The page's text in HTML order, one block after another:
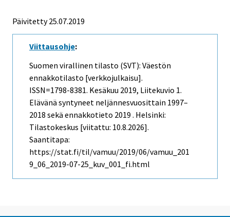
Päivitetty 25.07.2019
Viittausohje:
Suomen virallinen tilasto (SVT): Väestön
ennakkotilasto [verkkojulkaisu].
ISSN=1798-8381. Kesäkuu 2019, Liitekuvio 1.
Elävänä syntyneet neljännesvuosittain 1997–
2018 sekä ennakkotieto 2019 . Helsinki:
Tilastokeskus [viitattu: 10.8.2026].
Saantitapa:
https://stat.fi/til/vamuu/2019/06/vamuu_201
9_06_2019-07-25_kuv_001_fi.html